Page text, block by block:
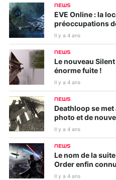
NEWS
EVE Online : la
préoccupations
Il y a 4 ans
NEWS
Le nouveau
énorme fuite !
Il y a 4 ans
NEWS
Deathloop se
photo et de
Il y a 4 ans
NEWS
Le nom de la
Order enfin
Il y a 4 ans